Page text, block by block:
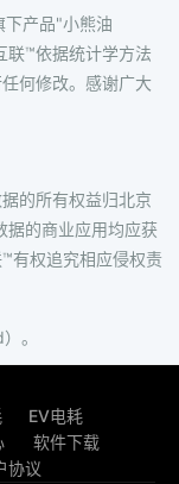
产品"小熊油
联™依据统计学方法
何修改。感谢广大
的所有权益归北京
据的商业应用均应获
有权追究相应侵权责
。
EV电耗
软件下载
协议